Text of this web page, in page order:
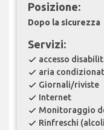
Posizione:
Dopo la sicurezza
Servizi:
check accesso
check aria
check Giornali/riviste
check Internet
check Monitoraggio
check Rinfreschi